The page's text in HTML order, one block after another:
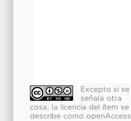
Excepto si se
señala otra
cosa, la licencia del ítem se
describe como openAccess